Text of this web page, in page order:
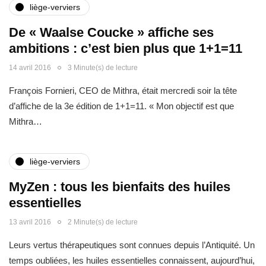
liège-verviers
De « Waalse Coucke » affiche ses
ambitions : c’est bien plus que 1+1=11
14 avril 2016 3 Minute(s) de lecture
François Fornieri, CEO de Mithra, était mercredi soir la tête
d’affiche de la 3e édition de 1+1=11. « Mon objectif est que
Mithra…
liège-verviers
MyZen : tous les bienfaits des huiles
essentielles
13 avril 2016 2 Minute(s) de lecture
Leurs vertus thérapeutiques sont connues depuis l’Antiquité. Un
temps oubliées, les huiles essentielles connaissent, aujourd’hui,